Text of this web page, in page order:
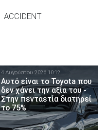
ACCIDENT
4 Αυγούστου 2026 10:12
Αυτό είναι το Toyota που
δεν χάνει την αξία του -
Στην πενταετία διατηρεί
το 75%